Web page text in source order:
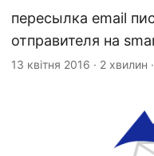
пересылка email
отправителя на
13 квітня 2016 · 2 хвилин ·